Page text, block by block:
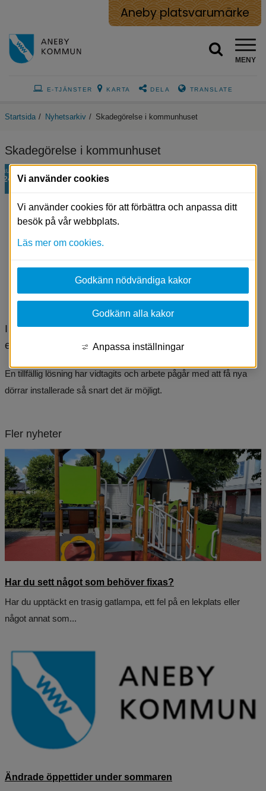
Aneby platsvarumärke
MENY
E-TJÄNSTER KARTA DELA TRANSLATE
Startsida / Nyhetsarkiv / Skadegörelse i kommunhuset
Skadegörelse i kommunhuset
aug
24
I helgen upptäcktes skadegörelse på kommunhusets
entré, där entrédörrarna har blivit krossade.
En tillfällig lösning har vidtagits och arbete pågår med att få nya
dörrar installerade så snart det är möjligt.
Fler nyheter
Har du sett något som behöver fixas?
Har du upptäckt en trasig gatlampa, ett fel på en lekplats eller
något annat som...
Ändrade öppettider under sommaren
Vi använder cookies
Vi använder cookies för att förbättra och anpassa ditt
besök på vår webbplats.
Läs mer om cookies.
Godkänn nödvändiga kakor
Godkänn alla kakor
Anpassa inställningar